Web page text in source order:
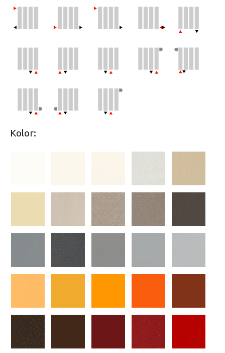
Kolor: